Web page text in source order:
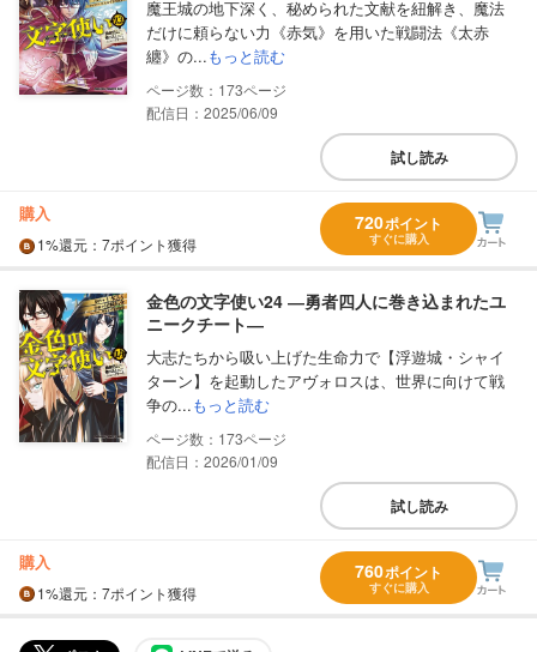
魔王城の地下深く、秘められた文献を紐解き、魔法
だけに頼らない力《赤気》を用いた戦闘法《太赤
纏》の...もっと読む
173
配信日：2025/06/09
試し読み
購入
1%還元 ：7ポイント獲得
720ポイント
すぐに購入
金色の文字使い24 ―勇者四人に巻き込まれたユ
ニークチート―
大志たちから吸い上げた生命力で【浮遊城・シャイ
ターン】を起動したアヴォロスは、世界に向けて戦
争の...もっと読む
173
配信日：2026/01/09
試し読み
購入
1%還元 ：7ポイント獲得
760ポイント
すぐに購入